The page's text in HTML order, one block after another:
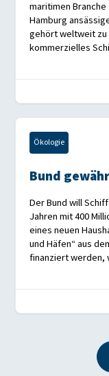
maritimen Branche
Hamburg
gehört weltweit zu
kommerzielles
Ökologie
Bund
Der Bund will
Jahren mit 400
eines neuen
und Häfen“ aus
finanziert werden,